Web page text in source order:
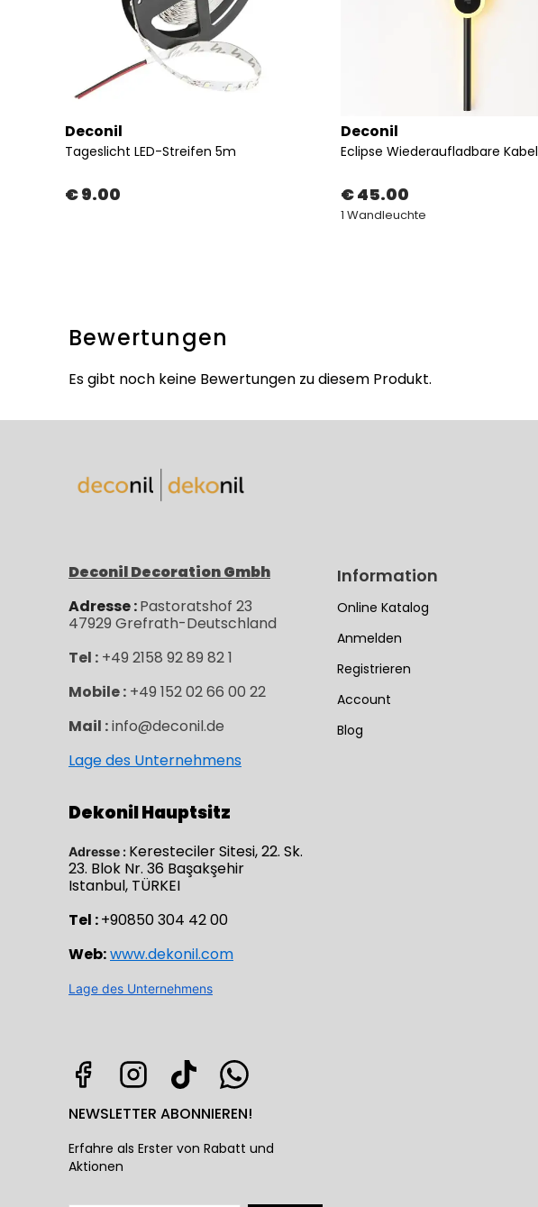
Deconil
Tageslicht LED-Streifen 5m
€ 9.00
Deconil
€ 45.00
1 Wandleuchte
Bewertungen
Es gibt noch keine Bewertungen zu diesem Produkt.
Information
Online Katalog
Anmelden
Registrieren
Account
Blog
Deconil Decoration Gmbh
Adresse :Pastoratshof 23
47929 Grefrath-Deutschland
Tel : +49 2158 92 89 82 1
Mobile : +49 152 02 66 00 22
Mail :info@deconil.de
Lage des Unternehmens
Dekonil Hauptsitz
Adresse : Keresteciler Sitesi, 22. Sk.
23. Blok Nr. 36 Başakşehir
Istanbul, TÜRKEI
Tel :+90850 304 42 00
Web:www.dekonil.com
Lage des Unternehmens
NEWSLETTER ABONNIEREN!
Erfahre als Erster von Rabatt und
Aktionen